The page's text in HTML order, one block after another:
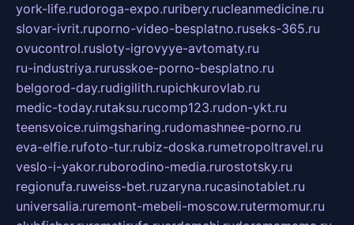
york-life.rudoroga-expo.ruribery.rucleanmedicine.ru
slovar-ivrit.ruporno-video-besplatno.ruseks-365.ru
ovucontrol.rusloty-igrovyye-avtomaty.ru
ru-industriya.rurusskoe-porno-besplatno.ru
belgorod-day.rudigilith.rupichkurovlab.ru
medic-today.rutaksu.rucomp123.rudon-ykt.ru
teensvoice.ruimgsharing.rudomashnee-porno.ru
eva-elfie.rufoto-tur.rubiz-doska.rumetropoltravel.ru
veslo-i-yakor.ruborodino-media.rurostotsky.ru
regionufa.ruweiss-bet.ruzaryna.rucasinotablet.ru
universalia.ruremont-mebeli-moscow.rutermomur.ru